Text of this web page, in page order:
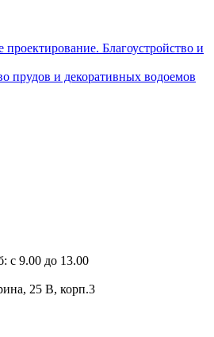
Благоустройство и
прудов и декоративных водоемов
с 9.00 до 13.00
25 В, корп.3